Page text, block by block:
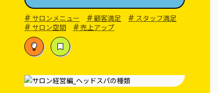
# サロンメニュー #顧客満足 # スタッフ満足
# サロン空間 #売上アップ